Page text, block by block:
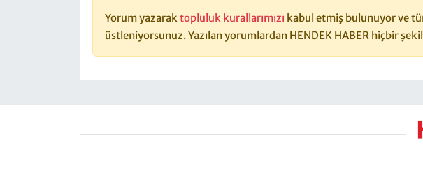
Yorum yazaraktopluluk kurallarımızı kabul etmiş bulunuyor ve
üstleniyorsunuz. Yazılan yorumlardan HENDEK HABER hiçbir